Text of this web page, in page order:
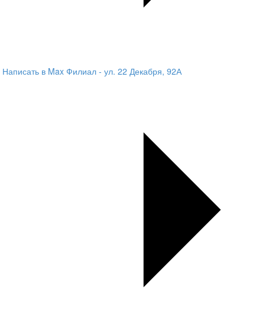
Написать в Max Филиал - ул. 22 Декабря, 92А